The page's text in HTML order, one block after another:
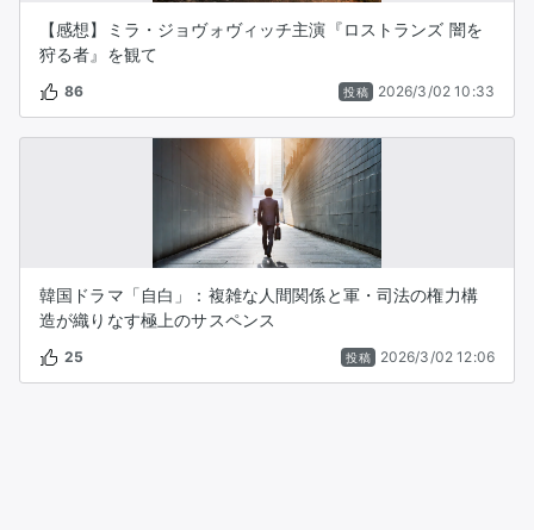
【感想】ミラ・ジョヴォヴィッチ主演『ロストランズ 闇を
狩る者』を観て
86 投稿 2026/3/02 10:33
韓国ドラマ「自白」：複雑な人間関係と軍・司法の権力構
造が織りなす極上のサスペンス
25 投稿 2026/3/02 12:06